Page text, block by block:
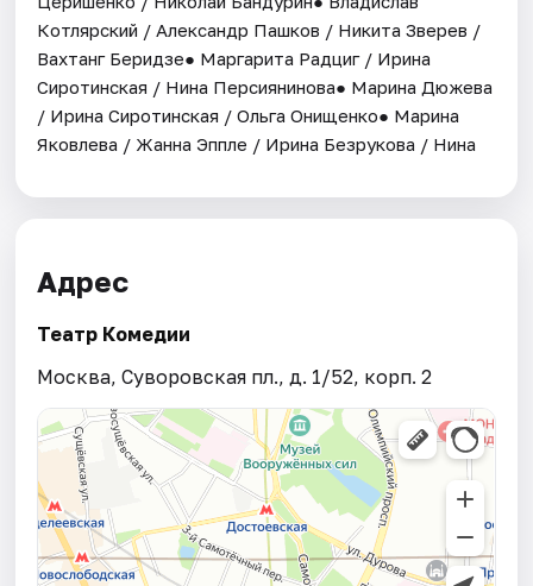
Котлярский / Александр Пашков / Никита Зверев /
Вахтанг Беридзе● Маргарита Радциг / Ирина
Сиротинская / Нина Персиянинова● Марина Дюжева
/ Ирина Сиротинская / Ольга Онищенко● Марина
Яковлева / Жанна Эппле / Ирина Безрукова / Нина
Адрес
Театр Комедии
Москва, Суворовская пл., д. 1/52, корп. 2